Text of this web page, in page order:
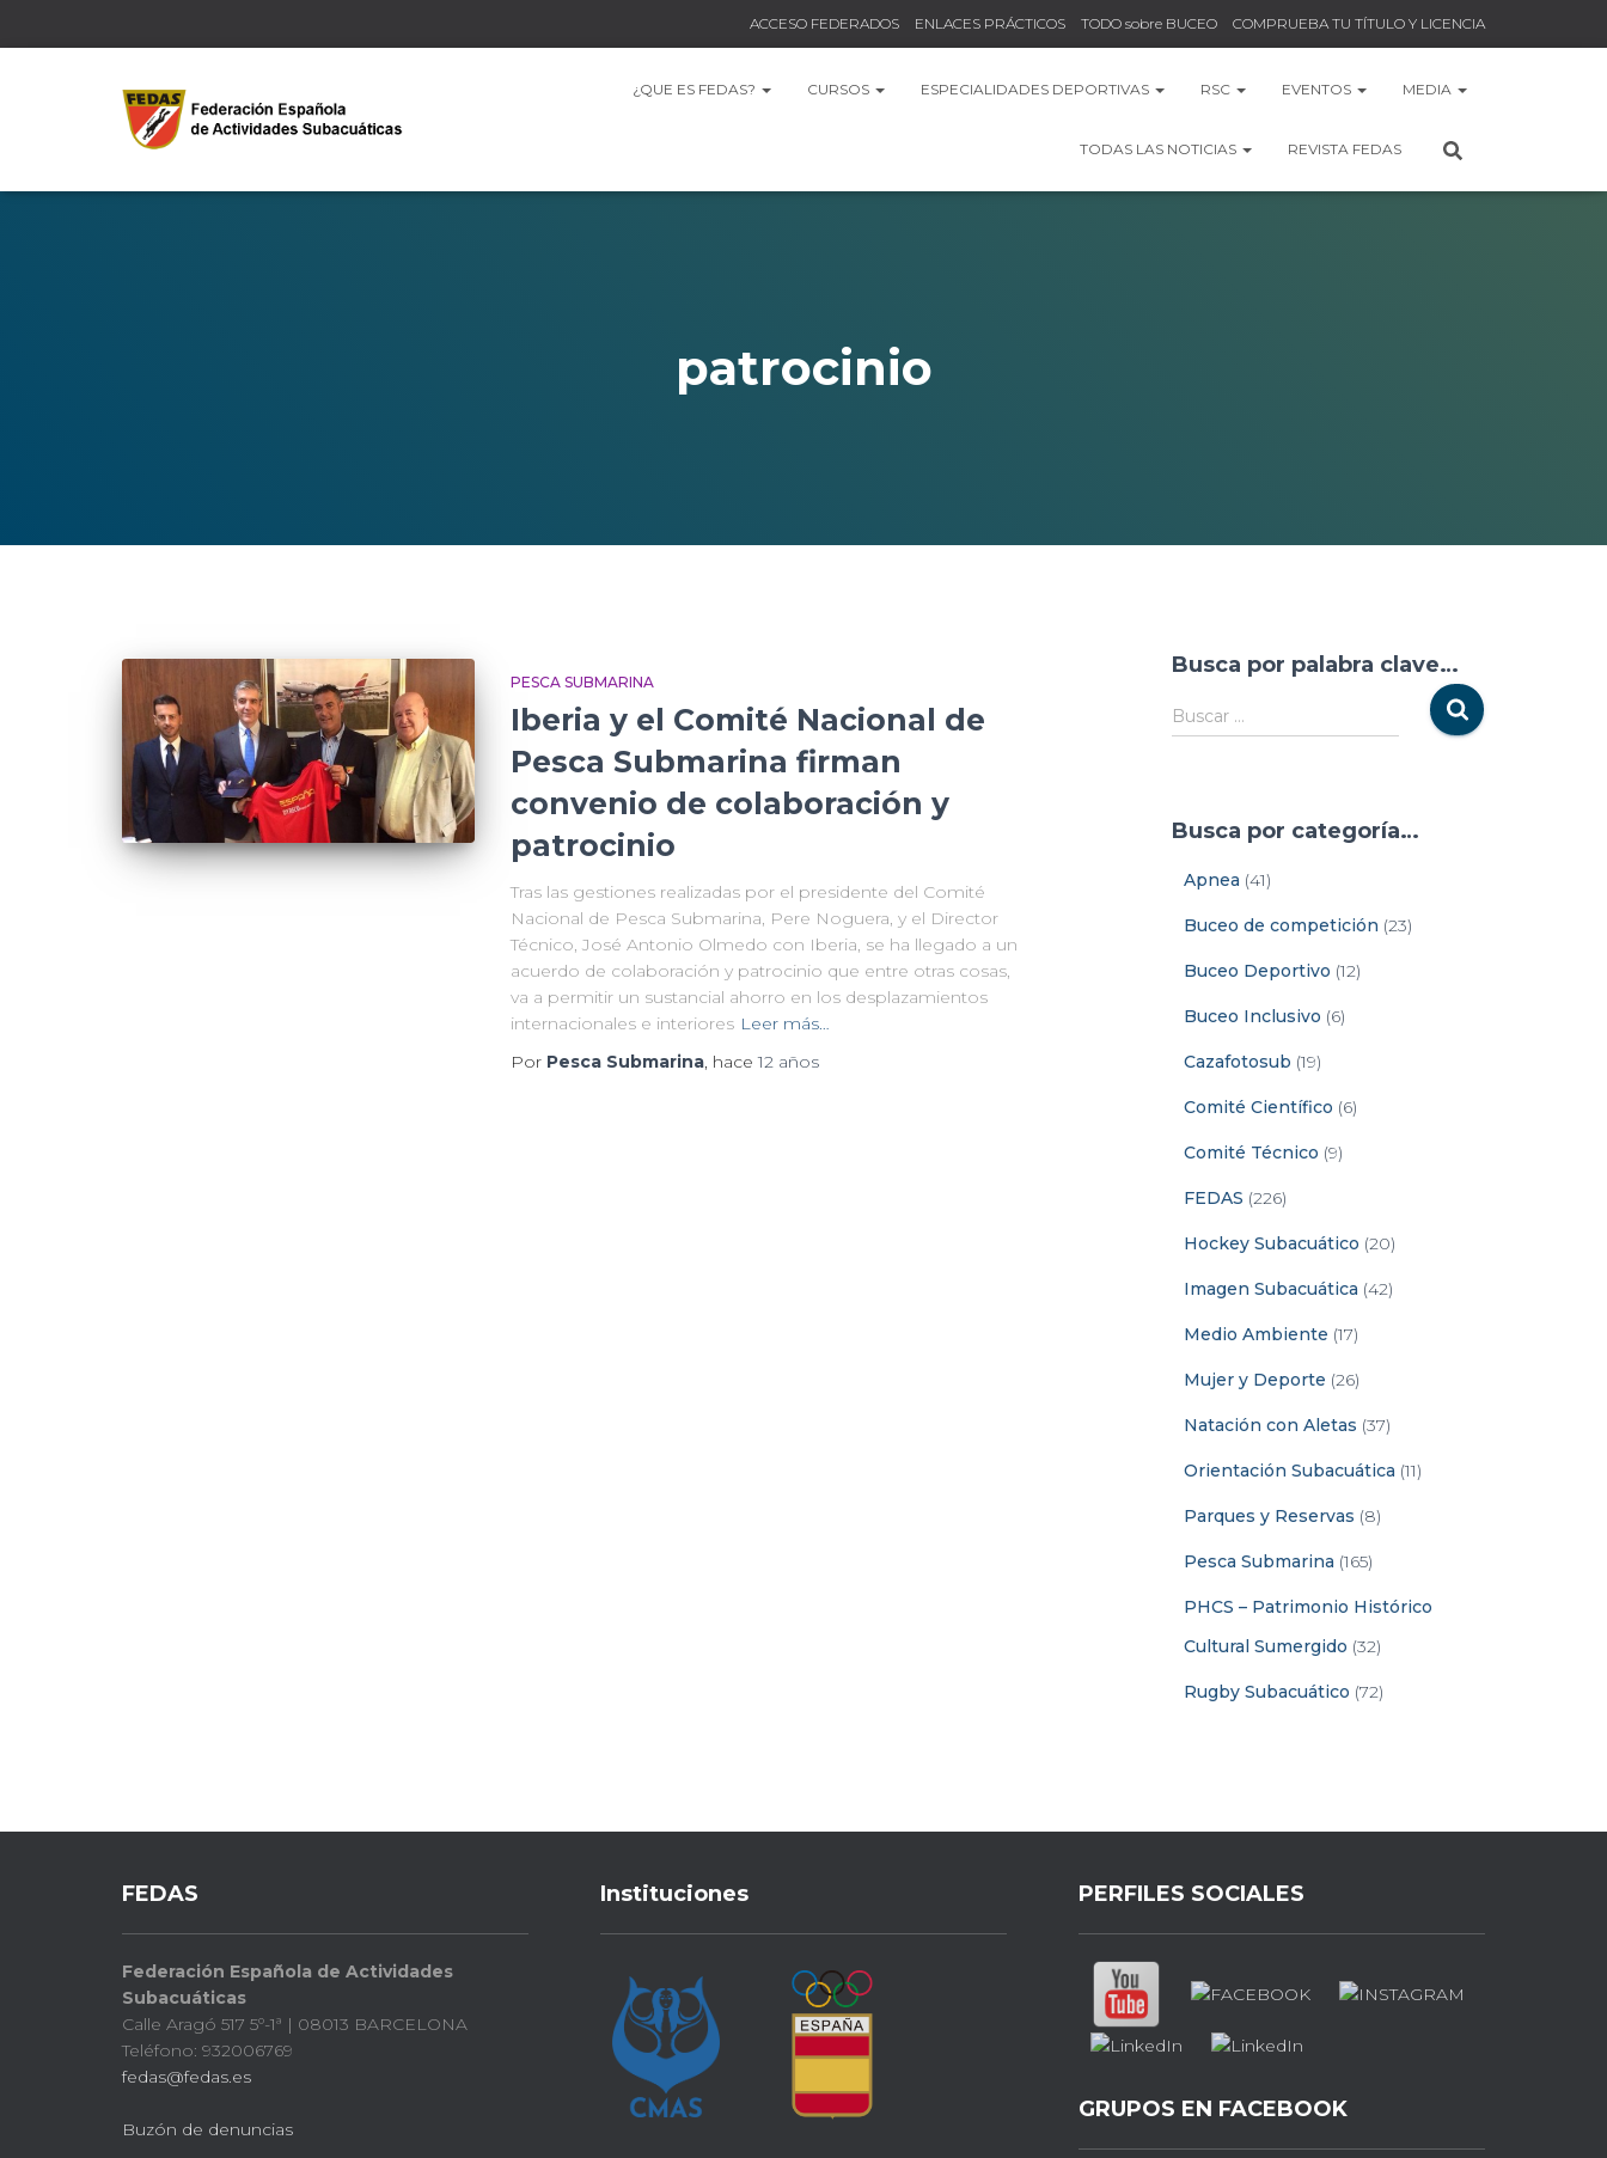
ACCESO FEDERADOS ENLACES PRÁCTICOS TODO sobre BUCEO COMPRUEBA TU TÍTULO Y LICENCIA
¿QUE ES FEDAS? CURSOS ESPECIALIDADES DEPORTIVAS RSC EVENTOS MEDIA
TODAS LAS NOTICIAS REVISTA FEDAS
patrocinio
PESCA SUBMARINA
Iberia y el Comité Nacional de
Pesca Submarina firman
convenio de colaboración y
patrocinio
Tras las gestiones realizadas por el presidente del Comité
Nacional de Pesca Submarina, Pere Noguera, y el Director
Técnico, José Antonio Olmedo con Iberia, se ha llegado a un
acuerdo de colaboración y patrocinio que entre otras cosas,
va a permitir un sustancial ahorro en los desplazamientos
internacionales e interiores Leer más…
Por Pesca Submarina, hace12 años
Busca por palabra clave…
Buscar …
Busca por categoría…
Apnea (41)
Buceo de competición (23)
Buceo Deportivo (12)
Buceo Inclusivo (6)
Cazafotosub (19)
Comité Científico (6)
Comité Técnico (9)
FEDAS (226)
Hockey Subacuático (20)
Imagen Subacuática (42)
Medio Ambiente (17)
Mujer y Deporte (26)
Natación con Aletas (37)
Orientación Subacuática (11)
Parques y Reservas (8)
Pesca Submarina (165)
PHCS – Patrimonio Histórico
Cultural Sumergido (32)
Rugby Subacuático (72)
FEDAS
Federación Española de Actividades
Subacuáticas
Calle Aragó 517 5º-1ª | 08013 BARCELONA
Teléfono: 932006769
fedas@fedas.es
Buzón de denuncias
Instituciones PERFILES SOCIALES
GRUPOS EN FACEBOOK